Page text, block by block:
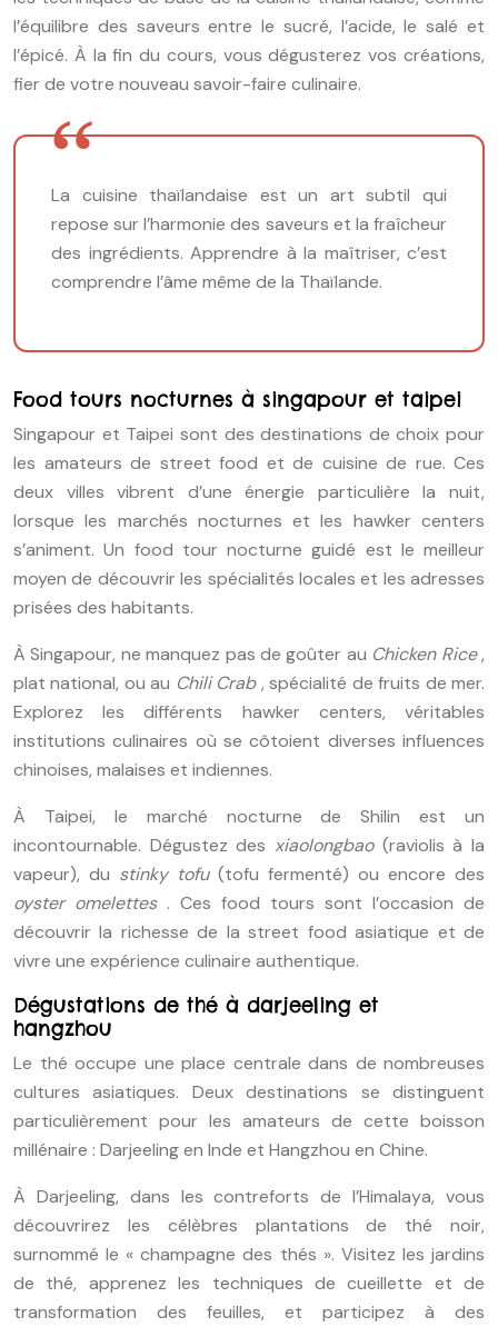
l’équilibre des saveurs entre le sucré, l’acide, le salé et
l’épicé. À la fin du cours, vous dégusterez vos créations,
fier de votre nouveau savoir-faire culinaire.
La cuisine thaïlandaise est un art subtil qui
repose sur l’harmonie des saveurs et la fraîcheur
des ingrédients. Apprendre à la maîtriser, c’est
comprendre l’âme même de la Thaïlande.
Food tours nocturnes à singapour et taipei
Singapour et Taipei sont des destinations de choix pour
les amateurs de street food et de cuisine de rue. Ces
deux villes vibrent d’une énergie particulière la nuit,
lorsque les marchés nocturnes et les hawker centers
s’animent. Un food tour nocturne guidé est le meilleur
moyen de découvrir les spécialités locales et les adresses
prisées des habitants.
À Singapour, ne manquez pas de goûter au Chicken Rice,
plat national, ou au Chili Crab, spécialité de fruits de mer.
Explorez les différents hawker centers, véritables
institutions culinaires où se côtoient diverses influences
chinoises, malaises et indiennes.
À Taipei, le marché nocturne de Shilin est un
incontournable. Dégustez des xiaolongbao (raviolis à la
vapeur), du stinky tofu (tofu fermenté) ou encore des
oyster omelettes . Ces food tours sont l’occasion de
découvrir la richesse de la street food asiatique et de
vivre une expérience culinaire authentique.
Dégustations de thé à darjeeling et
hangzhou
Le thé occupe une place centrale dans de nombreuses
cultures asiatiques. Deux destinations se distinguent
particulièrement pour les amateurs de cette boisson
millénaire : Darjeeling en Inde et Hangzhou en Chine.
À Darjeeling, dans les contreforts de l’Himalaya, vous
découvrirez les célèbres plantations de thé noir,
surnommé le « champagne des thés ». Visitez les jardins
de thé, apprenez les techniques de cueillette et de
transformation des feuilles, et participez à des